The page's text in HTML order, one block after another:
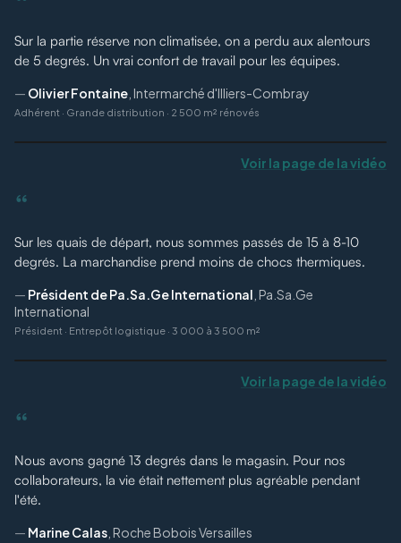
Sur la partie réserve non climatisée, on a perdu aux alentours
de 5 degrés. Un vrai confort de travail pour les équipes.
— Olivier Fontaine Intermarché d'Illiers-Combray
Adhérent · Grande distribution · 2 500 m² rénovés
Voir la page de la vidéo
“
Sur les quais de départ, nous sommes passés de 15 à 8-10
degrés. La marchandise prend moins de chocs thermiques.
— Président de Pa.Sa.Ge International Pa.Sa.Ge
International
Président · Entrepôt logistique · 3 000 à 3 500 m²
Voir la page de la vidéo
“
Nous avons gagné 13 degrés dans le magasin. Pour nos
collaborateurs, la vie était nettement plus agréable pendant
l'été.
— Marine Calas Roche Bobois Versailles